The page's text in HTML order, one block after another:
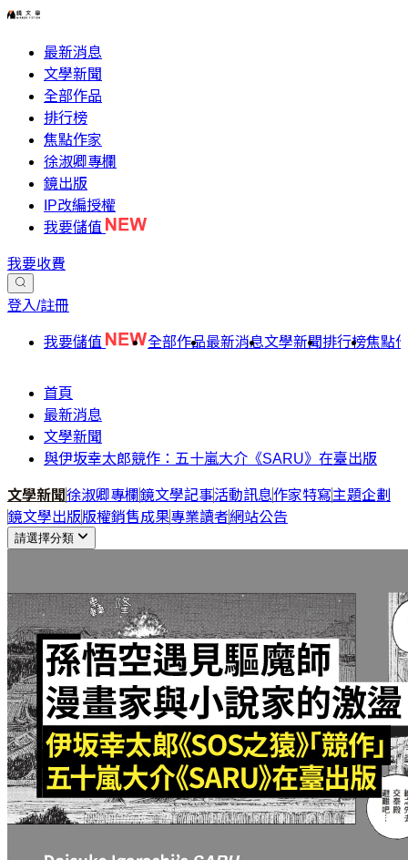
最新消息
文學新聞
全部作品
排行榜
焦點作家
徐淑卿專欄
鏡出版
IP改編授權
我要儲值
我要收費
登入/註冊
我要儲值 全部作品最新消息文學新聞排行榜焦點
首頁
最新消息
文學新聞
與伊坂幸太郎競作：五十嵐大介《SARU》在臺出版
文學新聞 徐淑卿專欄鏡文學記事活動訊息作家特寫主題企劃
鏡文學出版版權銷售成果專業讀者網站公告
請選擇分類